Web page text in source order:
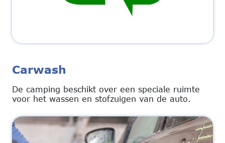
Carwash
De camping beschikt over een speciale ruimte
voor het wassen en stofzuigen van de auto.